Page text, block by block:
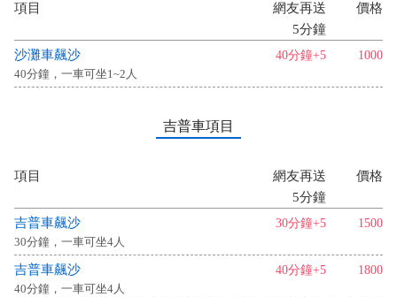
項目
網友再送
5分鐘
價格
沙灘車飆沙
40分鐘，一車可坐1~2人
40分鐘+5 1000
吉普車項目
項目
網友再送
5分鐘
價格
吉普車飆沙
30分鐘，一車可坐4人
30分鐘+5 1500
吉普車飆沙
40分鐘，一車可坐4人
40分鐘+5 1800